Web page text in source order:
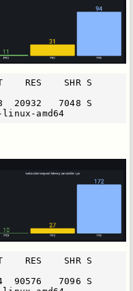
RES    SHR S
20932   7048 S
RES    SHR S
90576   7096 S